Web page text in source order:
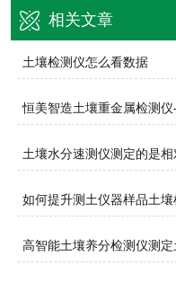
相关文章
土壤检测仪怎么看数据
土壤水分速测仪测定的是
如何提升测土仪器样品土
高智能土壤养分检测仪测